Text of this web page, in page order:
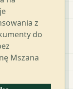
z
do
Mszana